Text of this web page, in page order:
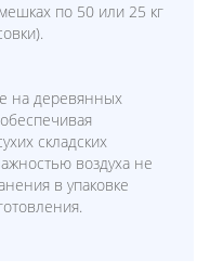
по 50 или 25 кг
на деревянных
складских
воздуха не
в упаковке